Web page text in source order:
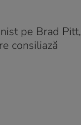
pe Brad Pitt,
consiliază